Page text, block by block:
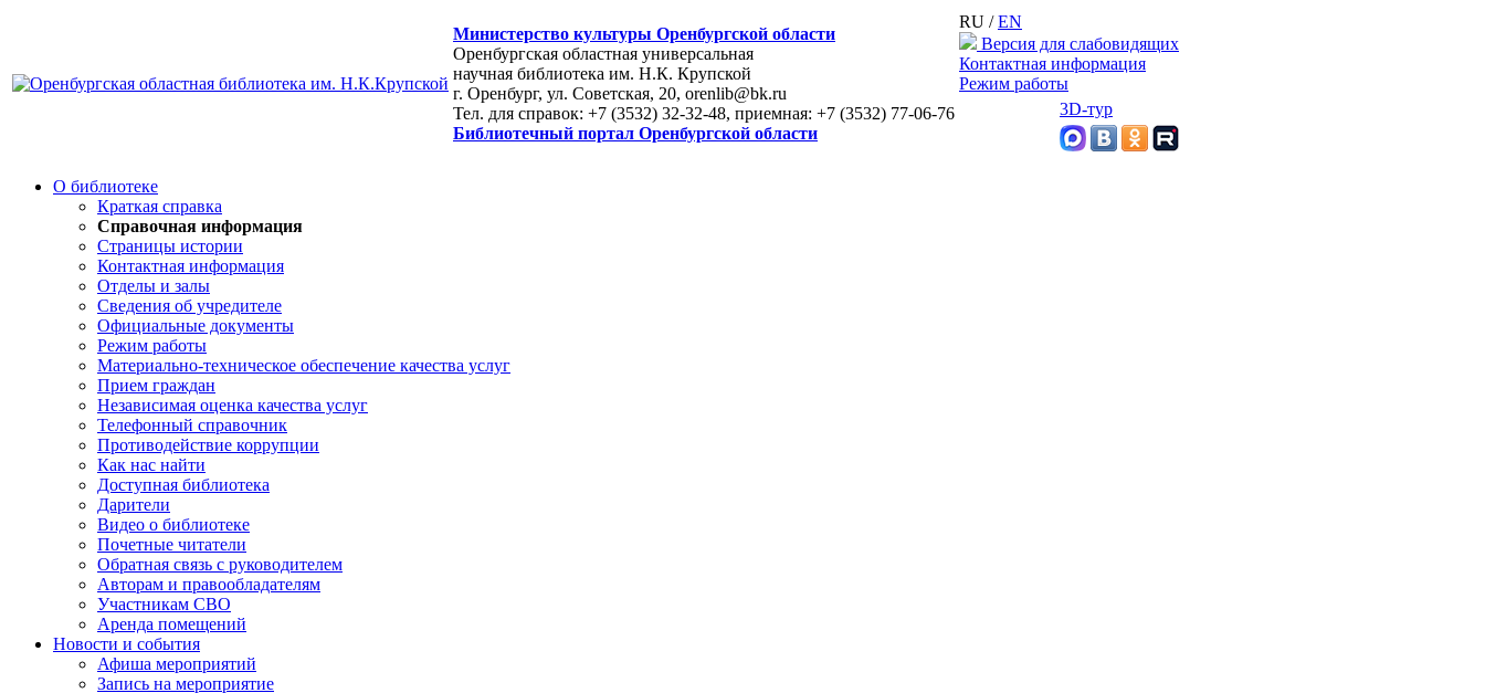
Министерство культуры Оренбургской области
Оренбургская областная универсальная
научная библиотека им. Н.К. Крупской
г. Оренбург, ул. Советская, 20, orenlib@bk.ru
Тел. для справок: +7 (3532) 32-32-48, приемная: +7 (3532) 77-06-76
Библиотечный портал Оренбургской области
RU /EN
Версия для слабовидящих
Контактная информация
Режим работы
3D-тур
О библиотеке
Краткая справка
Справочная информация
Страницы истории
Контактная информация
Отделы и залы
Сведения об учредителе
Официальные документы
Режим работы
Материально-техническое обеспечение качества услуг
Прием граждан
Независимая оценка качества услуг
Телефонный справочник
Противодействие коррупции
Как нас найти
Доступная библиотека
Дарители
Видео о библиотеке
Почетные читатели
Обратная связь с руководителем
Авторам и правообладателям
Участникам СВО
Аренда помещений
Новости и события
Афиша мероприятий
Запись на мероприятие